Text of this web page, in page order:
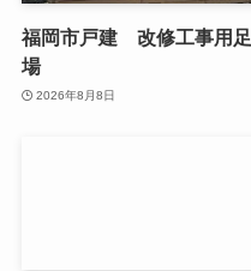
福岡市戸建 改修工事用足
場
2026年8月8日